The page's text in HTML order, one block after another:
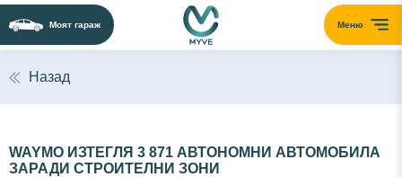
Меню
Моят гараж
Назад
WAYMO ИЗТЕГЛЯ 3 871 АВТОНОМНИ АВТОМОБИЛА
ЗАРАДИ СТРОИТЕЛНИ ЗОНИ